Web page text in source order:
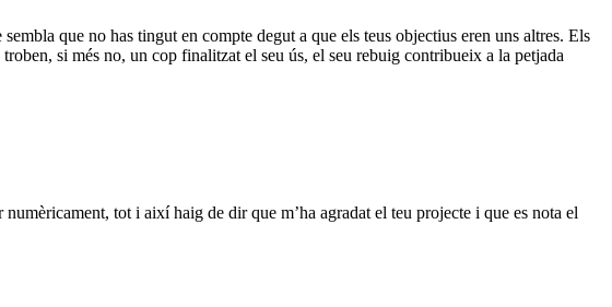
que no has tingut en compte degut a que els teus objectius eren uns altres. Els
si més no, un cop finalitzat el seu ús, el seu rebuig contribueix a la petjada
tot i així haig de dir que m’ha agradat el teu projecte i que es nota el